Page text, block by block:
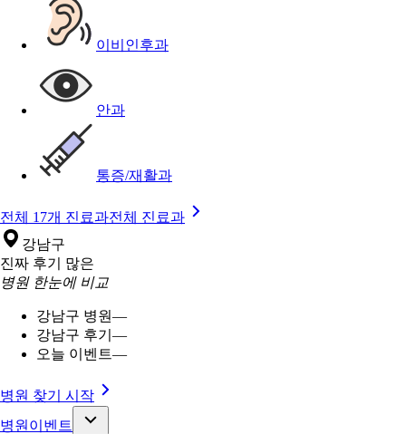
이비인후과
안과
통증/재활과
전체 17개 진료과전체 진료과
강남구
진짜 후기 많은
병원 한눈에 비교
강남구 병원—
강남구 후기 —
오늘 이벤트—
병원 찾기 시작
병원이벤트